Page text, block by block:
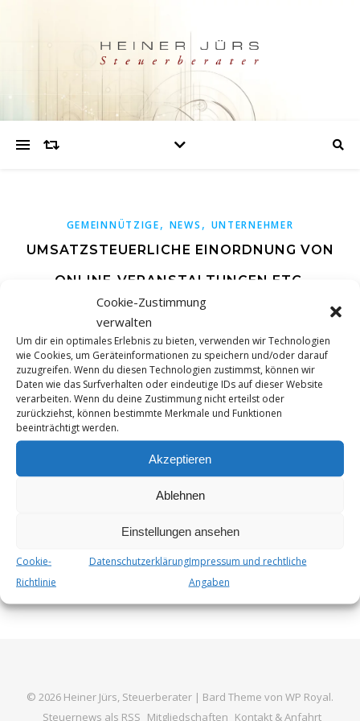
Cookie-Zustimmung
verwalten
Um dir ein optimales Erlebnis zu bieten, verwenden wir Technologien
wie Cookies, um Geräteinformationen zu speichern und/oder darauf
zuzugreifen. Wenn du diesen Technologien zustimmst, können wir
Daten wie das Surfverhalten oder eindeutige IDs auf dieser Website
verarbeiten. Wenn du deine Zustimmung nicht erteilst oder
zurückziehst, können bestimmte Merkmale und Funktionen
beeinträchtigt werden.
Akzeptieren
Ablehnen
Einstellungen ansehen
Cookie-
Richtlinie
DatenschutzerklärungImpressum und rechtliche
Angaben
GEMEINNÜTZIGE, NEWS , UNTERNEHMER
UMSATZSTEUERLICHE EINORDNUNG VON
ONLINE-VERANSTALTUNGEN ETC.
29.04.2024 Das BMF-Schreiben vom 29. April 2024
erläutert die umsatzsteuerliche Behandlung von Online-
Veranstaltungsdienstleistungen und weiteren digitalen
Dienstleistungsangeboten. Hier sind die wichtigsten
Punkte und Beispiele: Anwendungsbeispiele: Diese
Neuregelungen zielen darauf ab, die Umsatzsteuerpraxis
für digitale…
© 2026 Heiner Jürs, Steuerberater | Bard Theme von WP Royal.
Steuernews als RSS Mitgliedschaften Kontakt & Anfahrt